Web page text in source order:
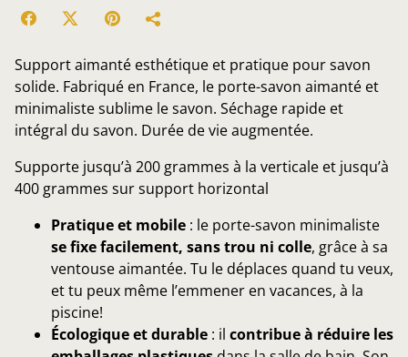
Support aimanté esthétique et pratique pour savon
solide. Fabriqué en France, le porte-savon aimanté et
minimaliste sublime le savon. Séchage rapide et
intégral du savon. Durée de vie augmentée.
Supporte jusqu’à 200 grammes à la verticale et jusqu’à
400 grammes sur support horizontal
Pratique et mobile : le porte-savon minimaliste
se fixe facilement, sans trou ni colle, grâce à sa
ventouse aimantée. Tu le déplaces quand tu veux,
et tu peux même l’emmener en vacances, à la
piscine!
Écologique et durable : il contribue à réduire les